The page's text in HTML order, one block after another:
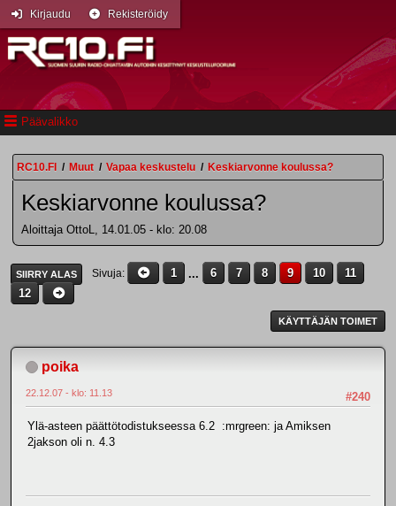
Päävalikko
Kirjaudu Rekisteröidy
RC10.FI / Muut / Vapaa keskustelu / Keskiarvonne koulussa?
Keskiarvonne koulussa?
Aloittaja OttoL, 14.01.05 - klo: 20.08
SIIRRY ALAS Sivuja 1 ... 6 7 8 9 10
11
12
KÄYTTÄJÄN TOIMET
poika
#240
22.12.07 - klo: 11.13
Ylä-asteen päättötodistukseessa 6.2 :mrgreen: ja Amiksen
2jakson oli n. 4.3